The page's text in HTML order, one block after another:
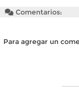
Comentarios:
Para agregar un